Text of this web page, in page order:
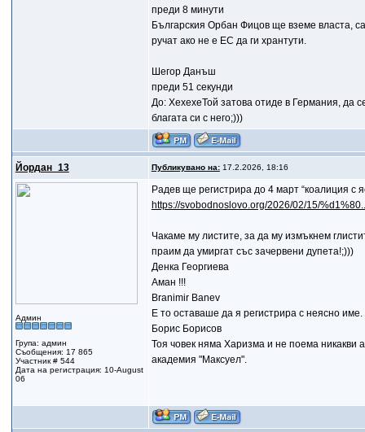
преди 8 минути
Българския Орбан Фицов ще вземе власта,
ручат ако не е ЕС да ги хрантути.
Шегор Данъш
преди 51 секунди
До: ХехехеТой затова отиде в Германия, да
благата си с него;)))
Йордан_13 Публикувано на:17.2.2026, 18:16
Админ
Група: админ
Съобщения: 17 865
Участник # 544
Дата на регистрация: 10-August
06
Радев ще регистрира до 4 март “коалиция с
https://svobodnoslovo.org/2026/02/15/
Чакаме му листите, за да му измъкнем
праим да умиргат със зачервени дупета!;)))
Денка Георгиева
Аман !!!
Branimir Banev
Е то оставаше да я регистрира с неясно име.
Борис Борисов
Тоя човек няма Харизма и не поема никакви
академия "Максуел".